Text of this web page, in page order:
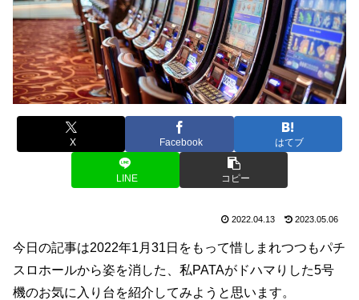
X Facebook はてブ
LINE コピー
2022.04.13 2023.05.06
今日の記事は2022年1月31日をもって惜しまれつつもパチ
スロホールから姿を消した、私PATAがドハマりした5号
機のお気に入り台を紹介してみようと思います。